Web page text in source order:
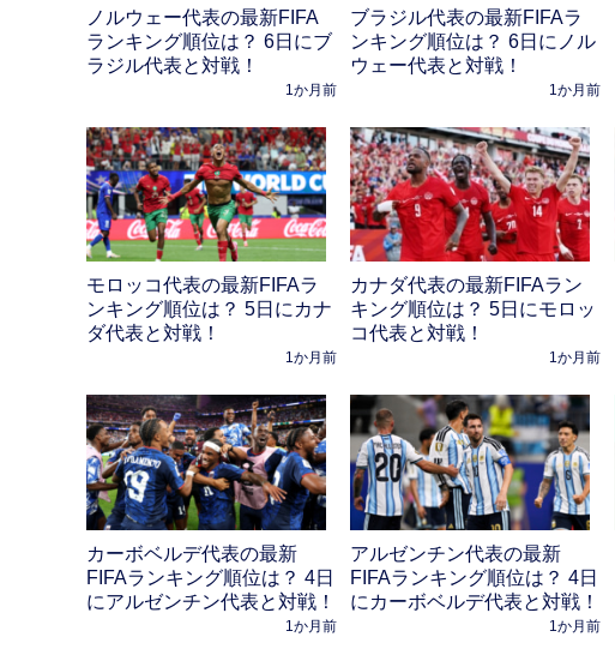
ノルウェー代表の最新FIFA
ランキング順位は？ 6日にブ
ラジル代表と対戦！
1か月前
ブラジル代表の最新FIFAラ
ンキング順位は？ 6日にノル
ウェー代表と対戦！
1か月前
モロッコ代表の最新FIFAラ
ンキング順位は？ 5日にカナ
ダ代表と対戦！
1か月前
カナダ代表の最新FIFAラン
キング順位は？ 5日にモロッ
コ代表と対戦！
1か月前
カーボベルデ代表の最新
FIFAランキング順位は？ 4日
にアルゼンチン代表と対戦！
1か月前
アルゼンチン代表の最新
FIFAランキング順位は？ 4日
にカーボベルデ代表と対戦！
1か月前